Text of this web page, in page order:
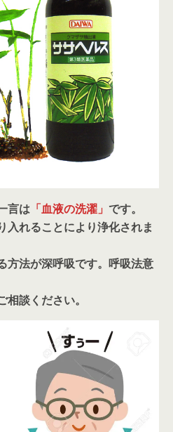
言は 「血液の洗濯」 です。
入れることにより浄化されま
方法が深呼吸です。呼吸法意
談ください。